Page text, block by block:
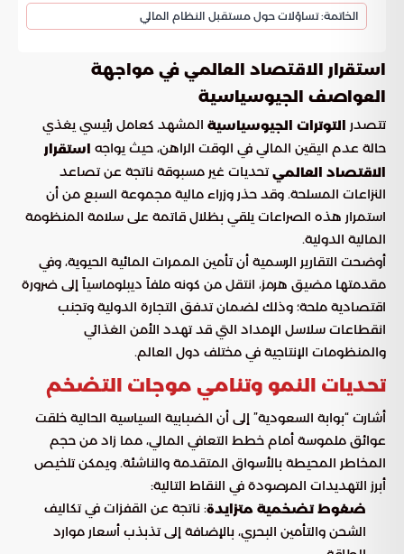
الخاتمة: تساؤلات حول مستقبل النظام المالي
استقرار الاقتصاد العالمي في مواجهة
العواصف الجيوسياسية
تتصدر التوترات الجيوسياسية المشهد كعامل رئيسي يغذي
حالة عدم اليقين المالي في الوقت الراهن، حيث يواجه استقرار
الاقتصاد العالميتحديات غير مسبوقة ناتجة عن تصاعد
النزاعات المسلحة. وقد حذر وزراء مالية مجموعة السبع من أن
استمرار هذه الصراعات يلقي بظلال قاتمة على سلامة المنظومة
المالية الدولية.
أوضحت التقارير الرسمية أن تأمين الممرات المائية الحيوية، وفي
مقدمتها مضيق هرمز، انتقل من كونه ملفاً ديبلوماسياً إلى ضرورة
اقتصادية ملحة؛ وذلك لضمان تدفق التجارة الدولية وتجنب
انقطاعات سلاسل الإمداد التي قد تهدد الأمن الغذائي
والمنظومات الإنتاجية في مختلف دول العالم.
تحديات النمو وتنامي موجات التضخم
أشارت “بوابة السعودية” إلى أن الضبابية السياسية الحالية خلقت
عوائق ملموسة أمام خطط التعافي المالي، مما زاد من حجم
المخاطر المحيطة بالأسواق المتقدمة والناشئة. ويمكن تلخيص
أبرز التهديدات المرصودة في النقاط التالية:
ضغوط تضخمية متزايدة: ناتجة عن القفزات في تكاليف
الشحن والتأمين البحري، بالإضافة إلى تذبذب أسعار موارد